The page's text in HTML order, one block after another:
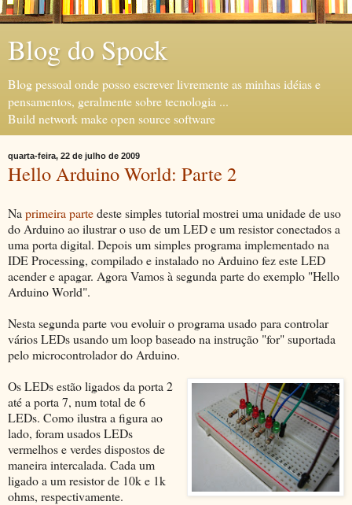
Blog do Spock
Blog pessoal onde posso escrever livremente as minhas idéias e
pensamentos, geralmente sobre tecnologia ...
Build network make open source software
quarta-feira, 22 de julho de 2009
Hello Arduino World: Parte 2
Na primeira partedeste simples tutorial mostrei uma unidade de uso
do Arduino ao ilustrar o uso de um LED e um resistor conectados a
uma porta digital. Depois um simples programa implementado na
IDE Processing, compilado e instalado no Arduino fez este LED
acender e apagar. Agora Vamos à segunda parte do exemplo "Hello
Arduino World".
Nesta segunda parte vou evoluir o programa usado para controlar
vários LEDs usando um loop baseado na instrução "for" suportada
pelo microcontrolador do Arduino.
Os LEDs estão ligados da porta 2
até a porta 7, num total de 6
LEDs. Como ilustra a figura ao
lado, foram usados LEDs
vermelhos e verdes dispostos de
maneira intercalada. Cada um
ligado a um resistor de 10k e 1k
ohms, respectivamente.